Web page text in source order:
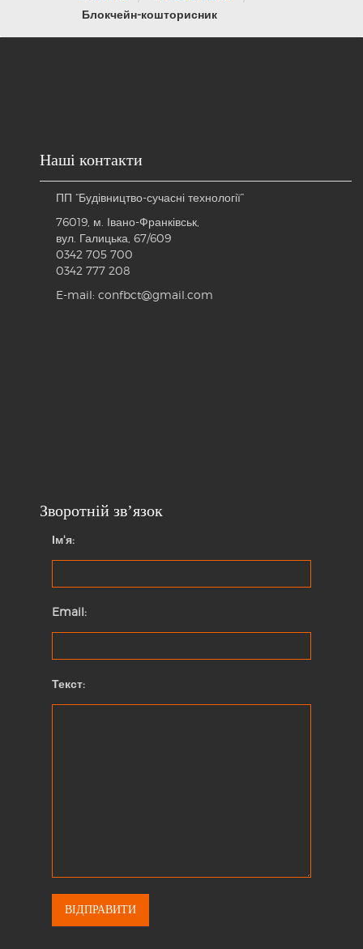
Блокчейн-кошторисник
Наші контакти
ПП “Будівництво-сучасні технології”
76019, м. Івано-Франківськ,
вул. Галицька, 67/609
0342 705 700
0342 777 208
E-mail: confbct@gmail.com
Зворотній зв’язок
Ім'я:
Email:
Текст: